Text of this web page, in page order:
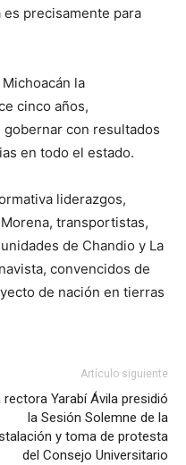
es precisamente para
la
cinco años,
con resultados
en todo el estado.
liderazgos,
transportistas,
de Chandio y La
convencidos de
de nación en tierras
Artículo siguiente
rectora Yarabí Ávila presidió
la Sesión Solemne de la
y toma de protesta
del Consejo Universitario